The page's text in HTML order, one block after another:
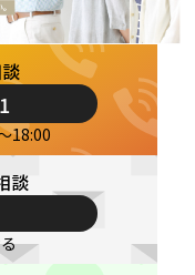
18:00
談